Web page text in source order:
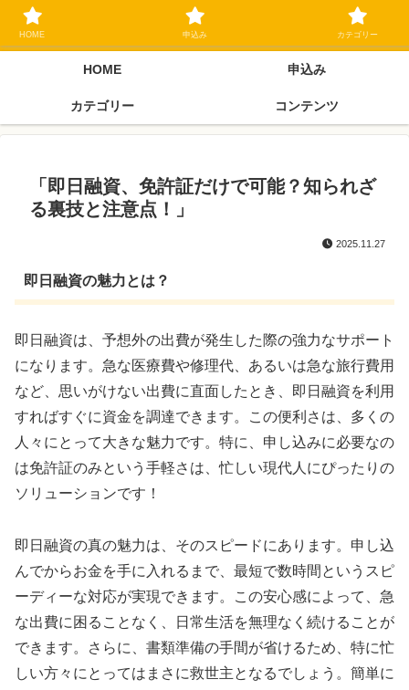
ブラックリスト長期延滞中でもOK 独自審査フリーローン 在籍確認なしの街
金クローネにご相談ください
HOME 申込み
カテゴリー コンテンツ
「即日融資、免許証だけで可能？知られざ
る裏技と注意点！」
2025.11.27
即日融資の魅力とは？
即日融資は、予想外の出費が発生した際の強力なサポート
になります。急な医療費や修理代、あるいは急な旅行費用
など、思いがけない出費に直面したとき、即日融資を利用
すればすぐに資金を調達できます。この便利さは、多くの
人々にとって大きな魅力です。特に、申し込みに必要なの
は免許証のみという手軽さは、忙しい現代人にぴったりの
ソリューションです！
即日融資の真の魅力は、そのスピードにあります。申し込
んでからお金を手に入れるまで、最短で数時間というスピ
ーディーな対応が実現できます。この安心感によって、急
な出費に困ることなく、日常生活を無理なく続けることが
できます。さらに、書類準備の手間が省けるため、特に忙
しい方々にとってはまさに救世主となるでしょう。簡単に
HOME 申込み カテゴリー